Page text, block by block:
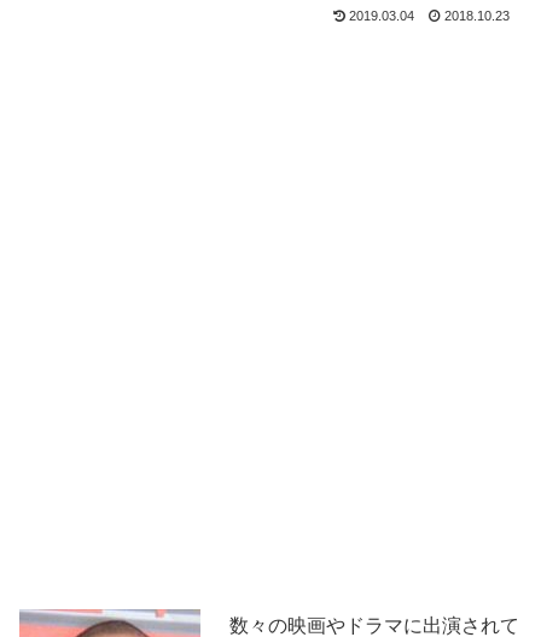
2019.03.04 2018.10.23
数々の映画やドラマに出演されて